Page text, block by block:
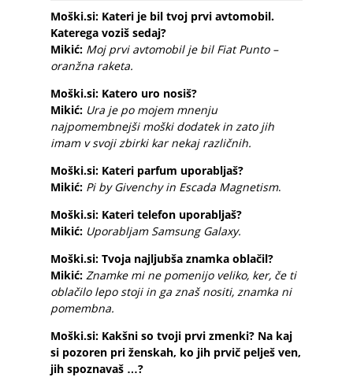
Moški.si: Kateri je bil tvoj prvi avtomobil.
Katerega voziš sedaj?
Mikić: Moj prvi avtomobil je bil Fiat Punto –
oranžna raketa.
Moški.si: Katero uro nosiš?
Mikić: Ura je po mojem mnenju
najpomembnejši moški dodatek in zato jih
imam v svoji zbirki kar nekaj različnih.
Moški.si: Kateri parfum uporabljaš?
Mikić: Pi by Givenchy in Escada Magnetism.
Moški.si: Kateri telefon uporabljaš?
Mikić: Uporabljam Samsung Galaxy.
Moški.si: Tvoja najljubša znamka oblačil?
Mikić: Znamke mi ne pomenijo veliko, ker, če ti
oblačilo lepo stoji in ga znaš nositi, znamka ni
pomembna.
Moški.si: Kakšni so tvoji prvi zmenki? Na kaj
si pozoren pri ženskah, ko jih prvič pelješ ven,
jih spoznavaš …?